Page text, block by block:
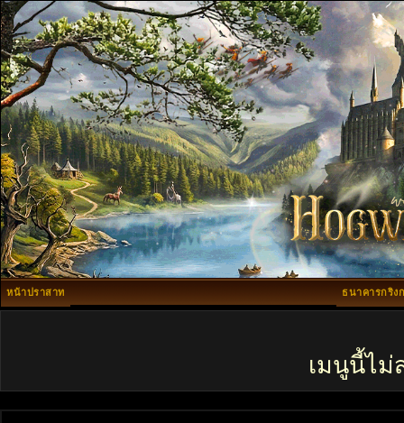
หน้าปราสาท ธนาคารกริง
เมนูนี้ไม่